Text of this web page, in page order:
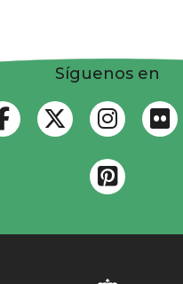
Síguenos en